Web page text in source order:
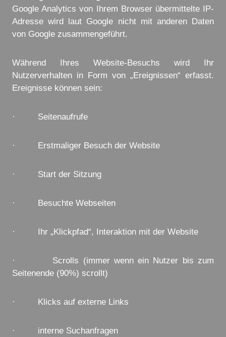
Google Analytics von Ihrem Browser übermittelte IP-
Adresse wird laut Google nicht mit anderen Daten
von Google zusammengeführt.
Während Ihres Website-Besuchs wird Ihr
Nutzerverhalten in Form von „Ereignissen“ erfasst.
Ereignisse können sein:
· Seitenaufrufe
· Erstmaliger Besuch der Website
· Start der Sitzung
· Besuchte Webseiten
· Ihr „Klickpfad“, Interaktion mit der Website
· Scrolls (immer wenn ein Nutzer bis zum
Seitenende (90%) scrollt)
· Klicks auf externe Links
· interne Suchanfragen